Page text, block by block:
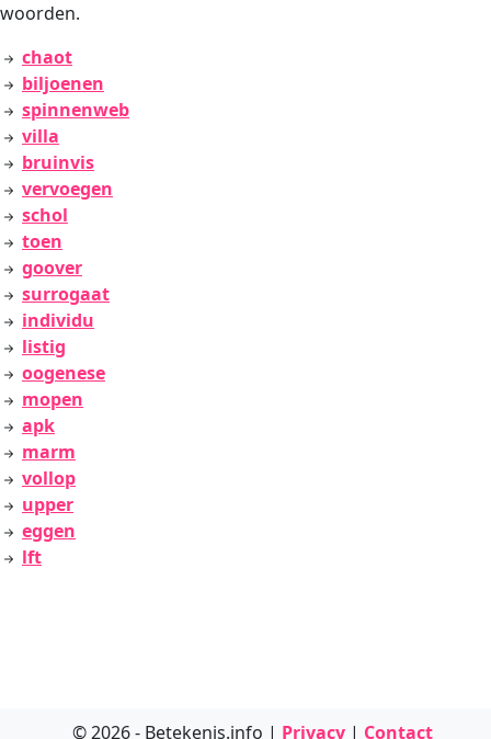
woorden.
chaot
biljoenen
spinnenweb
villa
bruinvis
vervoegen
schol
toen
goover
surrogaat
individu
listig
oogenese
mopen
apk
marm
vollop
upper
eggen
lft
© 2026 - Betekenis.info | Privacy| Contact